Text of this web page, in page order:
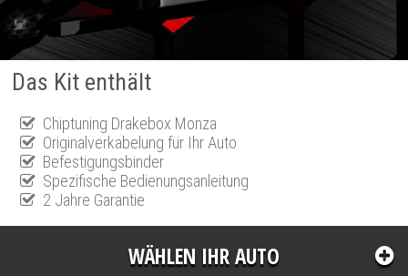
Das Kit enthält
Chiptuning Drakebox Monza
Originalverkabelung für Ihr Auto
Befestigungsbinder
Spezifische Bedienungsanleitung
2 Jahre Garantie
WÄHLEN IHR AUTO